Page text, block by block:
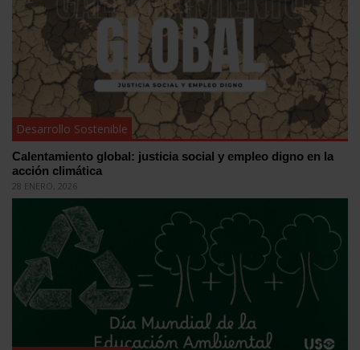
Desarrollo Sostenible
Calentamiento global: justicia social y empleo digno en la
acción climática
28 ENERO, 2026